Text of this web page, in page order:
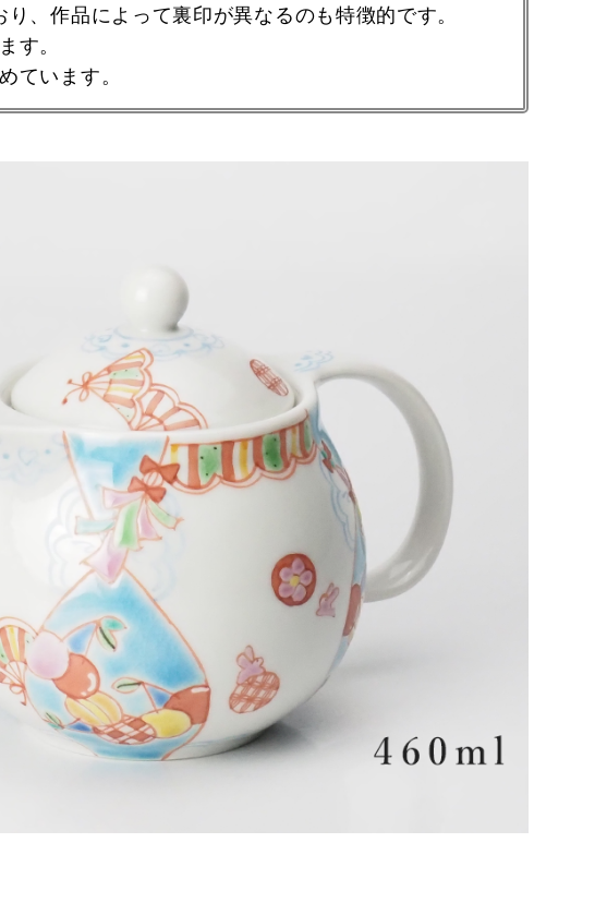
、作品によって裏印が異なるのも特徴的です。
す。
ています。